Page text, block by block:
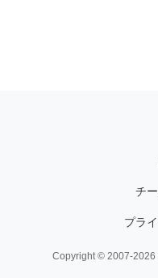
チ
プラ
Copyright © 2007-2026